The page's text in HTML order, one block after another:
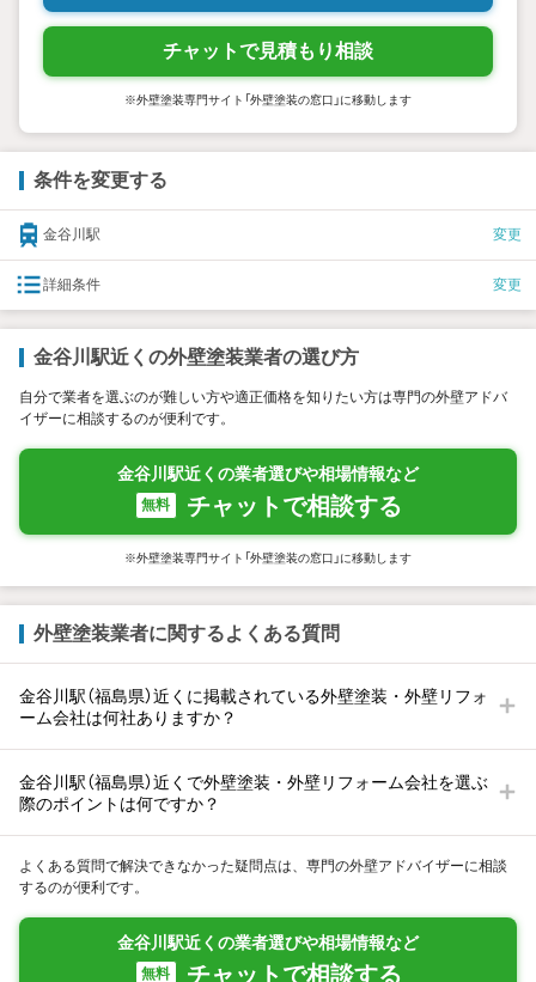
チャットで見積もり相談
※外壁塗装専門サイト「外壁塗装の窓口」に移動します
条件を変更する
金谷川駅 変更
詳細条件 変更
金谷川駅近くの外壁塗装業者の選び方
自分で業者を選ぶのが難しい方や適正価格を知りたい方は専門の外壁アドバ
イザーに相談するのが便利です。
金谷川駅近くの業者選びや相場情報など
無料 チャットで相談する
※外壁塗装専門サイト「外壁塗装の窓口」に移動します
外壁塗装業者に関するよくある質問
金谷川駅（福島県）近くに掲載されている外壁塗装・外壁リフォ
ーム会社は何社ありますか？
金谷川駅（福島県）近くで外壁塗装・外壁リフォーム会社を選ぶ
際のポイントは何ですか？
よくある質問で解決できなかった疑問点は、専門の外壁アドバイザーに相談
するのが便利です。
金谷川駅近くの業者選びや相場情報など
無料 チャットで相談する